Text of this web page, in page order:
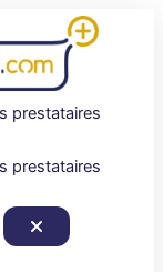
prestataires
prestataires